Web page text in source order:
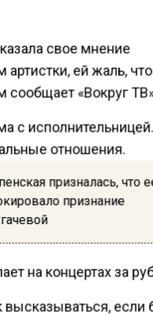
свое мнение
ей жаль, что
сообщает «Вокруг
с исполнительницей.
отношения.
призналась, что
признание
на концертах за
высказываться, если